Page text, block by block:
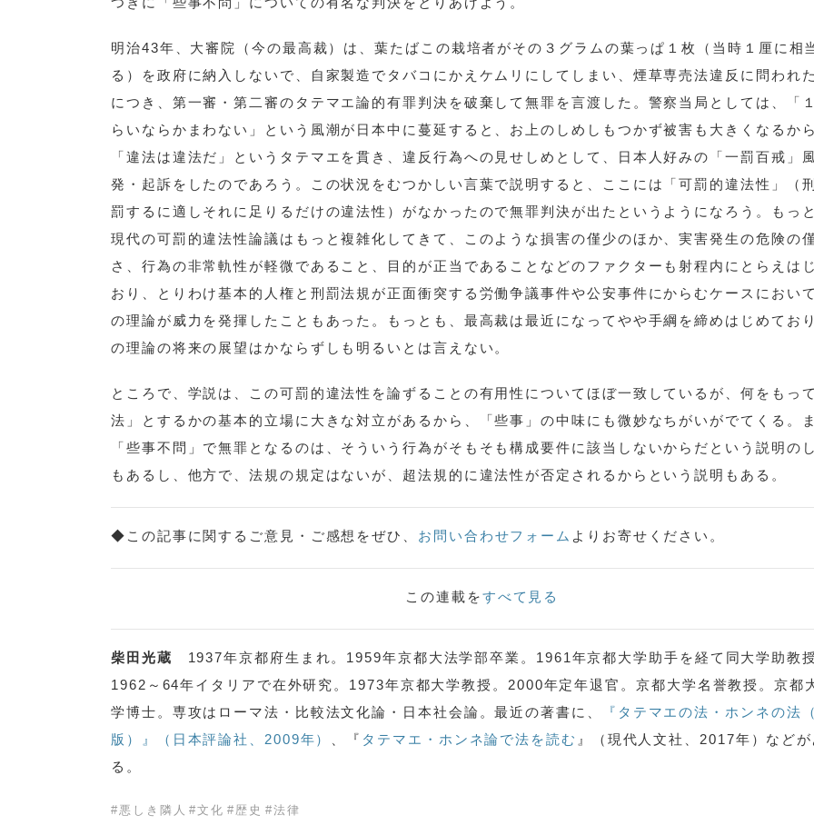
明治43年、大審院（今の最高裁）は、葉たばこの栽培者がその３グラムの葉っぱ１枚（当時１厘に相
る）を政府に納入しないで、自家製造でタバコにかえケムリにしてしまい、煙草専売法違反に問われ
につき、第一審・第二審のタテマエ論的有罪判決を破棄して無罪を言渡した。警察当局としては、「
らいならかまわない」という風潮が日本中に蔓延すると、お上のしめしもつかず被害も大きくなるから
「違法は違法だ」というタテマエを貫き、違反行為への見せしめとして、日本人好みの「一罰百戒」
発・起訴をしたのであろう。この状況をむつかしい言葉で説明すると、ここには「可罰的違法性」（
罰するに適しそれに足りるだけの違法性）がなかったので無罪判決が出たというようになろう。もっと
現代の可罰的違法性論議はもっと複雑化してきて、このような損害の僅少のほか、実害発生の危険の
さ、行為の非常軌性が軽微であること、目的が正当であることなどのファクターも射程内にとらえは
おり、とりわけ基本的人権と刑罰法規が正面衝突する労働争議事件や公安事件にからむケースにおい
の理論が威力を発揮したこともあった。もっとも、最高裁は最近になってやや手綱を締めはじめてお
の理論の将来の展望はかならずしも明るいとは言えない。
ところで、学説は、この可罰的違法性を論ずることの有用性についてほぼ一致しているが、何をもっ
法」とするかの基本的立場に大きな対立があるから、「些事」の中味にも微妙なちがいがでてくる。ま
「些事不問」で無罪となるのは、そういう行為がそもそも構成要件に該当しないからだという説明の
もあるし、他方で、法規の規定はないが、超法規的に違法性が否定されるからという説明もある。
◆この記事に関するご意見・ご感想をぜひ、 お問い合わせフォーム よりお寄せください。
この連載をすべて見る
柴田光蔵 1937年京都府生まれ。1959年京都大法学部卒業。1961年京都大学助手を経て同大学助教授
1962～64年イタリアで在外研究。1973年京都大学教授。2000年定年退官。京都大学名誉教授。京都
学博士。専攻はローマ法・比較法文化論・日本社会論。最近の著書に、
『タテマエの法・ホンネの法
版）』（日本評論社、2009年）
、『 タテマエ・ホンネ論で法を読む 』（現代人文社、2017年）などが
る。
#悪しき隣人 #文化 # 歴史 #法律